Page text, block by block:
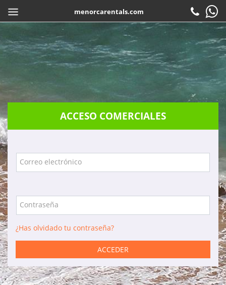
menorcarentals.com
Reservar
Atención al cliente
Contacto
Preguntas frecuentes
Garantias
Servicios
Empresa
Localización
Servicios
Coches de alquiler
Mantenimiento
Inicio COMPARTIR
ACCESO COMERCIALES
Correo electrónico
Contraseña
¿Has olvidado tu contraseña?
ACCEDER